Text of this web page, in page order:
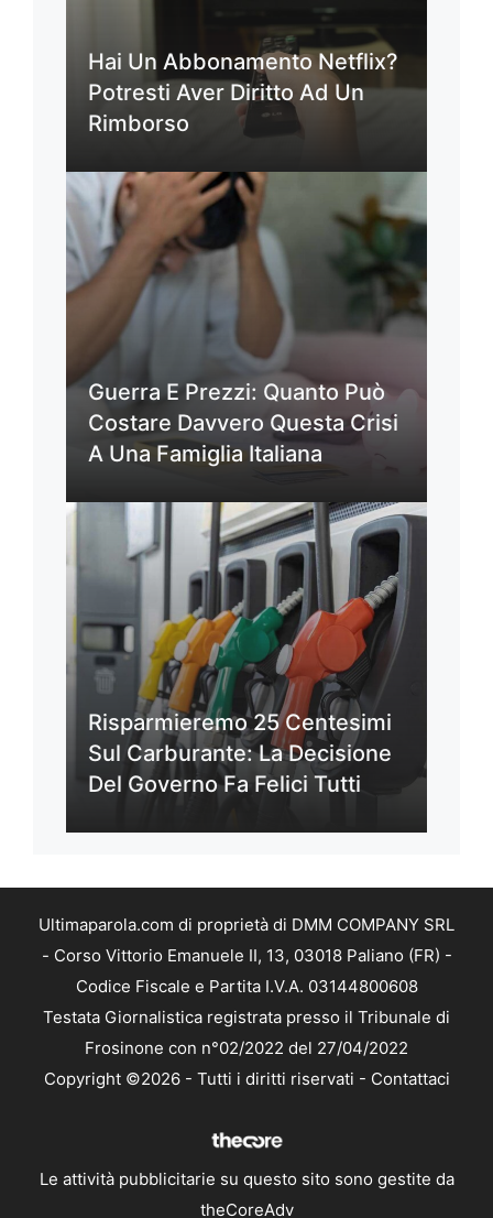
Hai Un Abbonamento Netflix?
Potresti Aver Diritto Ad Un
Rimborso
Guerra E Prezzi: Quanto Può
Costare Davvero Questa Crisi
A Una Famiglia Italiana
Risparmieremo 25 Centesimi
Sul Carburante: La Decisione
Del Governo Fa Felici Tutti
Ultimaparola.com di proprietà di DMM COMPANY SRL
- Corso Vittorio Emanuele II, 13, 03018 Paliano (FR) -
Codice Fiscale e Partita I.V.A. 03144800608
Testata Giornalistica registrata presso il Tribunale di
Frosinone con n°02/2022 del 27/04/2022
Copyright ©2026 - Tutti i diritti riservati - Contattaci
Le attività pubblicitarie su questo sito sono gestite da
theCoreAdv